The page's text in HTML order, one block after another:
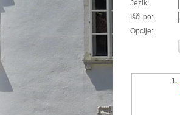
Jezik:
Išči po:
Opcije:
1.